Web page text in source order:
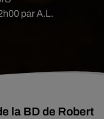
par A.L.
la BD de Robert